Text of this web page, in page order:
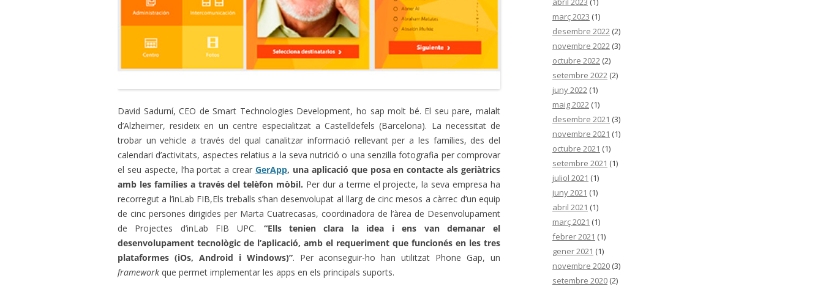
David Sadurní, CEO de Smart Technologies Development, ho sap molt bé. El seu pare, malalt
d’Alzheimer, resideix en un centre especialitzat a Castelldefels (Barcelona). La necessitat de
trobar un vehicle a través del qual canalitzar informació rellevant per a les famílies, des del
calendari d’activitats, aspectes relatius a la seva nutrició o una senzilla fotografia per comprovar
el seu aspecte, l’ha portat a crearGerApp, una aplicació que posa en contacteals geriàtrics
amb les famílies a través del telèfon mòbil. Per dur a terme el projecte, la seva empresa ha
recorregut a l’inLab FIB,Els treballs s’han desenvolupat al llarg de cinc mesos a càrrec d’un equip
de cinc persones dirigides per Marta Cuatrecasas, coordinadora de l’àrea de Desenvolupament
de Projectes d’inLab FIB UPC. “Ells tenien clara la idea i ens van demanar el
desenvolupament tecnològic de l’aplicació, amb el requeriment que funcionés en les tres
plataformes (iOs, Android i Windows)”. Per aconseguir-ho han utilitzat Phone Gap, un
framework que permet implementar les apps en els principals suports.
març 2023 (1)
desembre 2022 (2)
novembre 2022 (3)
octubre 2022 (2)
setembre 2022 (2)
juny 2022 (1)
maig 2022 (1)
desembre 2021 (3)
novembre 2021 (1)
octubre 2021 (1)
setembre 2021 (1)
juliol 2021 (1)
juny 2021 (1)
abril 2021 (1)
març 2021 (1)
febrer 2021 (1)
gener 2021 (1)
novembre 2020 (3)
setembre 2020 (2)